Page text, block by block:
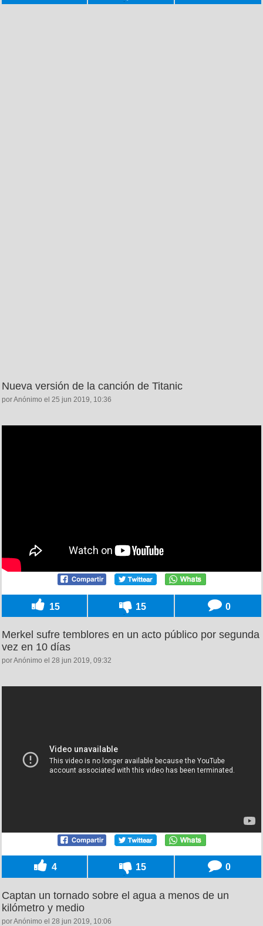
Nueva versión de la canción de Titanic
por Anónimo el 25 jun 2019, 10:36
15 15 0
Merkel sufre temblores en un acto público por segunda
vez en 10 días
por Anónimo el 28 jun 2019, 09:32
4 15 0
Captan un tornado sobre el agua a menos de un
kilómetro y medio
por Anónimo el 28 jun 2019, 10:06